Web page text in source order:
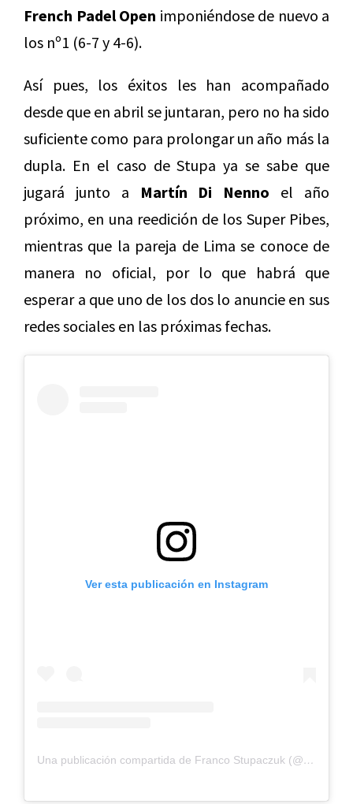
French Padel Open imponiéndose de nuevo a
los nº1 (6-7 y 4-6).
Así pues, los éxitos les han acompañado
desde que en abril se juntaran, pero no ha sido
suficiente como para prolongar un año más la
dupla. En el caso de Stupa ya se sabe que
jugará junto a Martín Di Nenno el año
próximo, en una reedición de los Super Pibes,
mientras que la pareja de Lima se conoce de
manera no oficial, por lo que habrá que
esperar a que uno de los dos lo anuncie en sus
redes sociales en las próximas fechas.
Ver esta publicación en Instagram
Una publicación compartida de Franco Stupaczuk (@francohs22)